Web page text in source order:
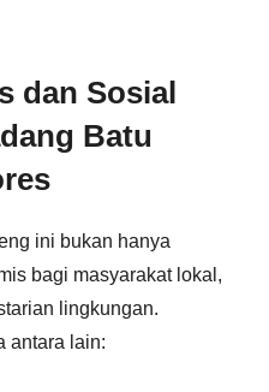
dan Sosial
Batu
ini bukan hanya
bagi masyarakat lokal,
lingkungan.
antara lain: